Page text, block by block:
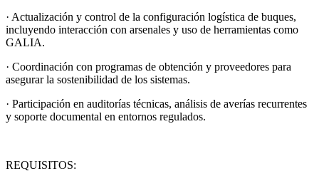
· Actualización y control de la configuración logística de buques,
incluyendo interacción con arsenales y uso de herramientas como
GALIA.
· Coordinación con programas de obtención y proveedores para
asegurar la sostenibilidad de los sistemas.
· Participación en auditorías técnicas, análisis de averías recurrentes
y soporte documental en entornos regulados.
REQUISITOS: